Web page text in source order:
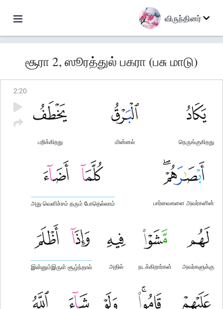
விருந்தினர்
சூரா 2, ஸூரத்துல் பகரா (பசு மாடு)
2:20
நெருங்குகிறது
மின்னல்
பறிக்கிறது
பார்வைகளை அவர்களின்
அது வெளிச்சம் தரும் போதெல்லாம்
அவர்களுக்கு
நடக்கிறார்கள்
அதில்
இன்னும்இருள் சூழ்ந்தால்